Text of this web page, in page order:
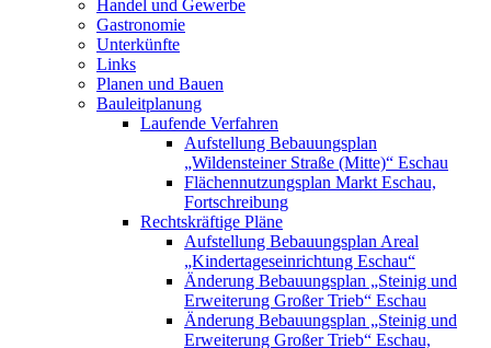
Handel und Gewerbe
Gastronomie
Unterkünfte
Links
Planen und Bauen
Bauleitplanung
Laufende Verfahren
Aufstellung Bebauungsplan
„Wildensteiner Straße (Mitte)“ Eschau
Flächennutzungsplan Markt Eschau,
Fortschreibung
Rechtskräftige Pläne
Aufstellung Bebauungsplan Areal
„Kindertageseinrichtung Eschau“
Änderung Bebauungsplan „Steinig und
Erweiterung Großer Trieb“ Eschau
Änderung Bebauungsplan „Steinig und
Erweiterung Großer Trieb“ Eschau,